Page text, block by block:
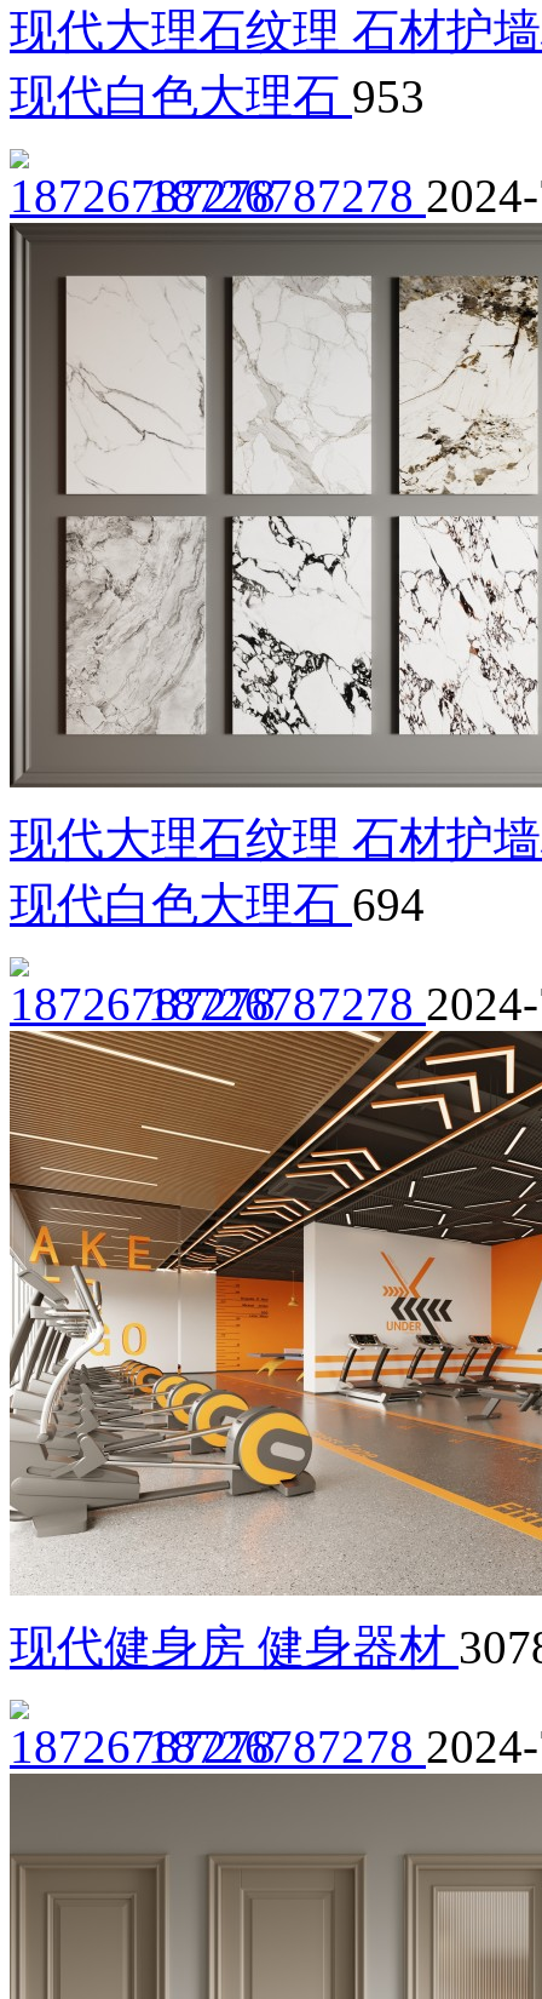
现代大理石纹理 石材护
现代白色大理石 953
18726787278
现代大理石纹理 石材护
现代白色大理石 694
18726787278
现代健身房 健身器材
18726787278